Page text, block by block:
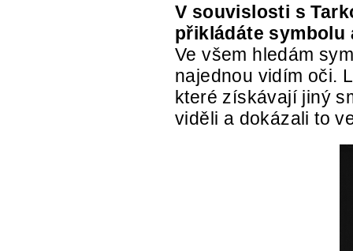
V souvislosti s
přikládáte symbolu
Ve všem hledám
najednou vidím oči.
které získávají jiný
viděli a dokázali to